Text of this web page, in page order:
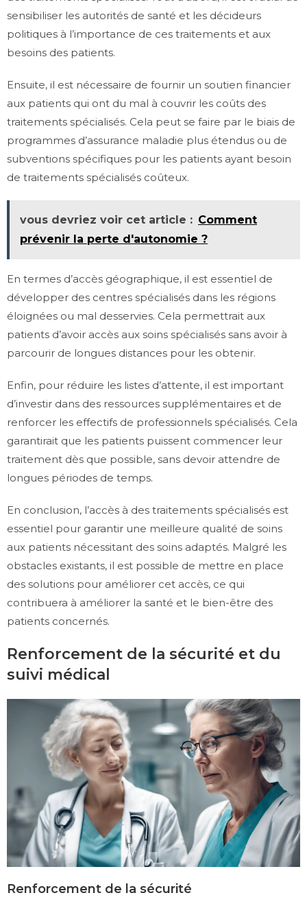
sensibiliser les autorités de santé et les décideurs
politiques à l’importance de ces traitements et aux
besoins des patients.
Ensuite, il est nécessaire de fournir un soutien financier
aux patients qui ont du mal à couvrir les coûts des
traitements spécialisés. Cela peut se faire par le biais de
programmes d’assurance maladie plus étendus ou de
subventions spécifiques pour les patients ayant besoin
de traitements spécialisés coûteux.
vous devriez voir cet article : Comment
prévenir la perte d'autonomie ?
En termes d’accès géographique, il est essentiel de
développer des centres spécialisés dans les régions
éloignées ou mal desservies. Cela permettrait aux
patients d’avoir accès aux soins spécialisés sans avoir à
parcourir de longues distances pour les obtenir.
Enfin, pour réduire les listes d’attente, il est important
d’investir dans des ressources supplémentaires et de
renforcer les effectifs de professionnels spécialisés. Cela
garantirait que les patients puissent commencer leur
traitement dès que possible, sans devoir attendre de
longues périodes de temps.
En conclusion, l’accès à des traitements spécialisés est
essentiel pour garantir une meilleure qualité de soins
aux patients nécessitant des soins adaptés. Malgré les
obstacles existants, il est possible de mettre en place
des solutions pour améliorer cet accès, ce qui
contribuera à améliorer la santé et le bien-être des
patients concernés.
Renforcement de la sécurité et du
suivi médical
Renforcement de la sécurité